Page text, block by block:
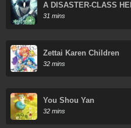
A DISASTER-CLASS
31 mins
Zettai Karen Children
32 mins
You Shou Yan
32 mins